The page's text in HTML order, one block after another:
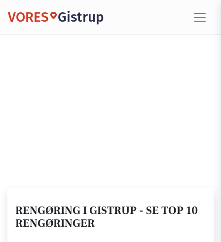
VORES Gistrup
RENGØRING I GISTRUP - SE TOP 10
RENGØRINGER